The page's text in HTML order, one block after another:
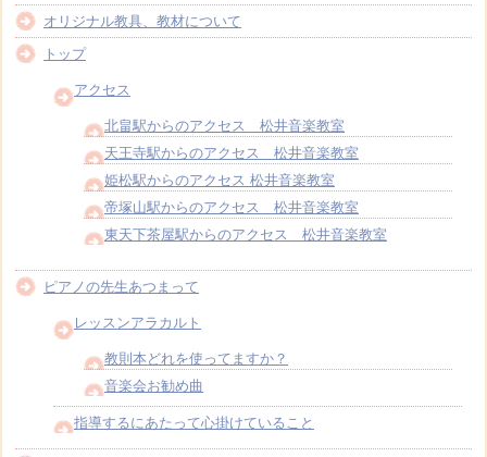
オリジナル教具、教材について
トップ
アクセス
北畠駅からのアクセス 松井音楽教室
天王寺駅からのアクセス 松井音楽教室
姫松駅からのアクセス 松井音楽教室
帝塚山駅からのアクセス 松井音楽教室
東天下茶屋駅からのアクセス 松井音楽教室
ピアノの先生あつまって
レッスンアラカルト
教則本どれを使ってますか？
音楽会お勧め曲
指導するにあたって心掛けていること